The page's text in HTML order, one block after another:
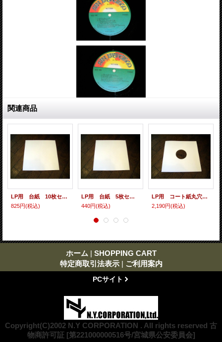
関連商品
LP用 台紙 10枚セット
825円(税込)
LP用 台紙 5枚セット
440円(税込)
LP用 コート紙丸穴ジャケ 10枚セット
2,190円(税込)
ホーム | SHOPPING CART
特定商取引法表示 | ご利用案内
PCサイト
Copyright(C)2002 N.Y CORPORATION . All rights reserved 古
物商許可証 [第221000000516号/宮城県公安委員会]